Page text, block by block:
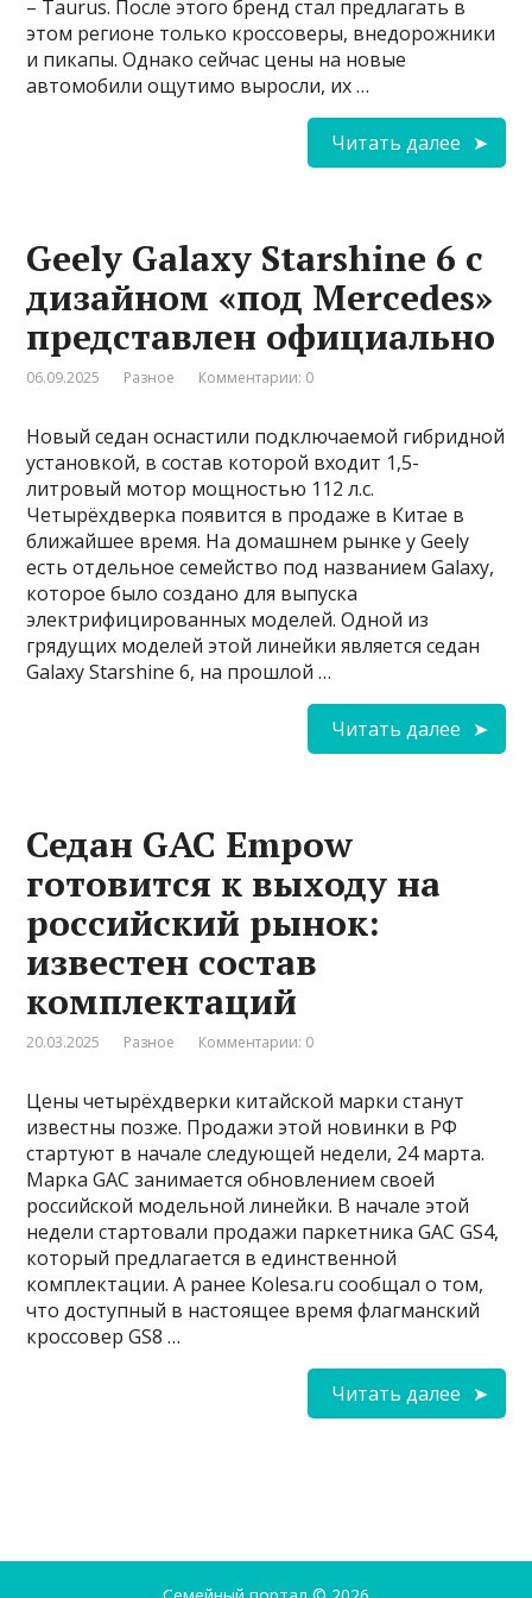
– Taurus. После этого бренд стал предлагать в
этом регионе только кроссоверы, внедорожники
и пикапы. Однако сейчас цены на новые
автомобили ощутимо выросли, их …
Читать далее
Geely Galaxy Starshine 6 с
дизайном «под Mercedes»
представлен официально
06.09.2025 Разное Комментарии: 0
Новый седан оснастили подключаемой гибридной
установкой, в состав которой входит 1,5-
литровый мотор мощностью 112 л.с.
Четырёхдверка появится в продаже в Китае в
ближайшее время. На домашнем рынке у Geely
есть отдельное семейство под названием Galaxy,
которое было создано для выпуска
электрифицированных моделей. Одной из
грядущих моделей этой линейки является седан
Galaxy Starshine 6, на прошлой …
Читать далее
Седан GAC Empow
готовится к выходу на
российский рынок:
известен состав
комплектаций
20.03.2025 Разное Комментарии: 0
Цены четырёхдверки китайской марки станут
известны позже. Продажи этой новинки в РФ
стартуют в начале следующей недели, 24 марта.
Марка GAC занимается обновлением своей
российской модельной линейки. В начале этой
недели стартовали продажи паркетника GAC GS4,
который предлагается в единственной
комплектации. А ранее Kolesa.ru сообщал о том,
что доступный в настоящее время флагманский
кроссовер GS8 …
Читать далее